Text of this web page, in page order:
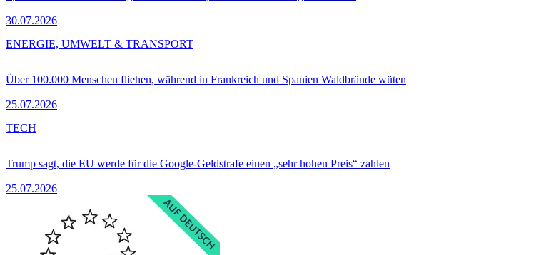
30.07.2026
Über 100.000 Menschen fliehen, während in Frankreich und Spanien Waldbrände wüten
25.07.2026
ENERGIE, UMWELT & TRANSPORT
Trump sagt, die EU werde für die Google-Geldstrafe einen „sehr hohen Preis“ zahlen
25.07.2026
TECH